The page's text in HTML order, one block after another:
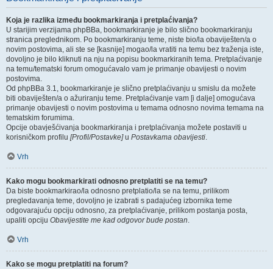
Koja je razlika između bookmarkiranja i pretplaćivanja?
U starijim verzijama phpBBa, bookmarkiranje je bilo slično bookmarkiranju
stranica preglednikom. Po bookmarkiranju teme, niste bio/la obaviješten/a o
novim postovima, ali ste se [kasnije] mogao/la vratiti na temu bez traženja iste,
dovoljno je bilo kliknuti na nju na popisu bookmarkiranih tema. Pretplaćivanje
na temu/tematski forum omogućavalo vam je primanje obavijesti o novim
postovima.
Od phpBBa 3.1, bookmarkiranje je slično pretplaćivanju u smislu da možete
biti obaviješten/a o ažuriranju teme. Pretplaćivanje vam [i dalje] omogućava
primanje obavijesti o novim postovima u temama odnosno novima temama na
tematskim forumima.
Opcije obavješćivanja bookmarkiranja i pretplaćivanja možete postaviti u
korisničkom profilu [Profil/Postavke]u Postavkama obavijesti.
Vrh
Kako mogu bookmarkirati odnosno pretplatiti se na temu?
Da biste bookmarkirao/la odnosno pretplatio/la se na temu, prilikom
pregledavanja teme, dovoljno je izabrati s padajućeg izbornika teme
odgovarajuću opciju odnosno, za pretplaćivanje, prilikom postanja posta,
upaliti opciju Obavijestite me kad odgovor bude postan.
Vrh
Kako se mogu pretplatiti na forum?